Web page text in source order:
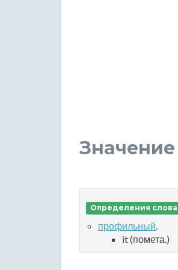
Определения
профильный.
it (помета.)